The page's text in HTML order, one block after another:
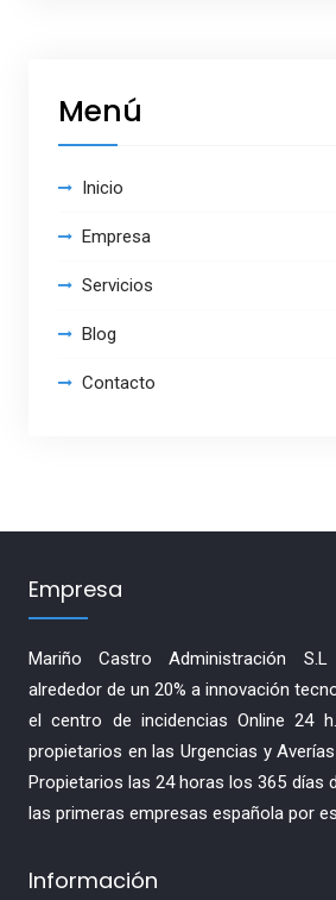
Menú
Inicio
Empresa
Servicios
Blog
Contacto
Empresa
Mariño Castro Administración S.L
alrededor de un 20% a innovación
el centro de incidencias Online 24
propietarios en las Urgencias y
Propietarios las 24 horas los 365 días
las primeras empresas española por
Información